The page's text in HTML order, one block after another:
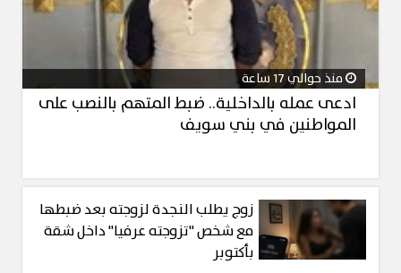
منذ حوالي 17 ساعة
ادعى عمله بالداخلية.. ضبط المتهم بالنصب على
المواطنين في بني سويف
زوج يطلب النجدة لزوجته بعد ضبطها
مع شخص "تزوجته عرفيا" داخل شقة
بأكتوبر